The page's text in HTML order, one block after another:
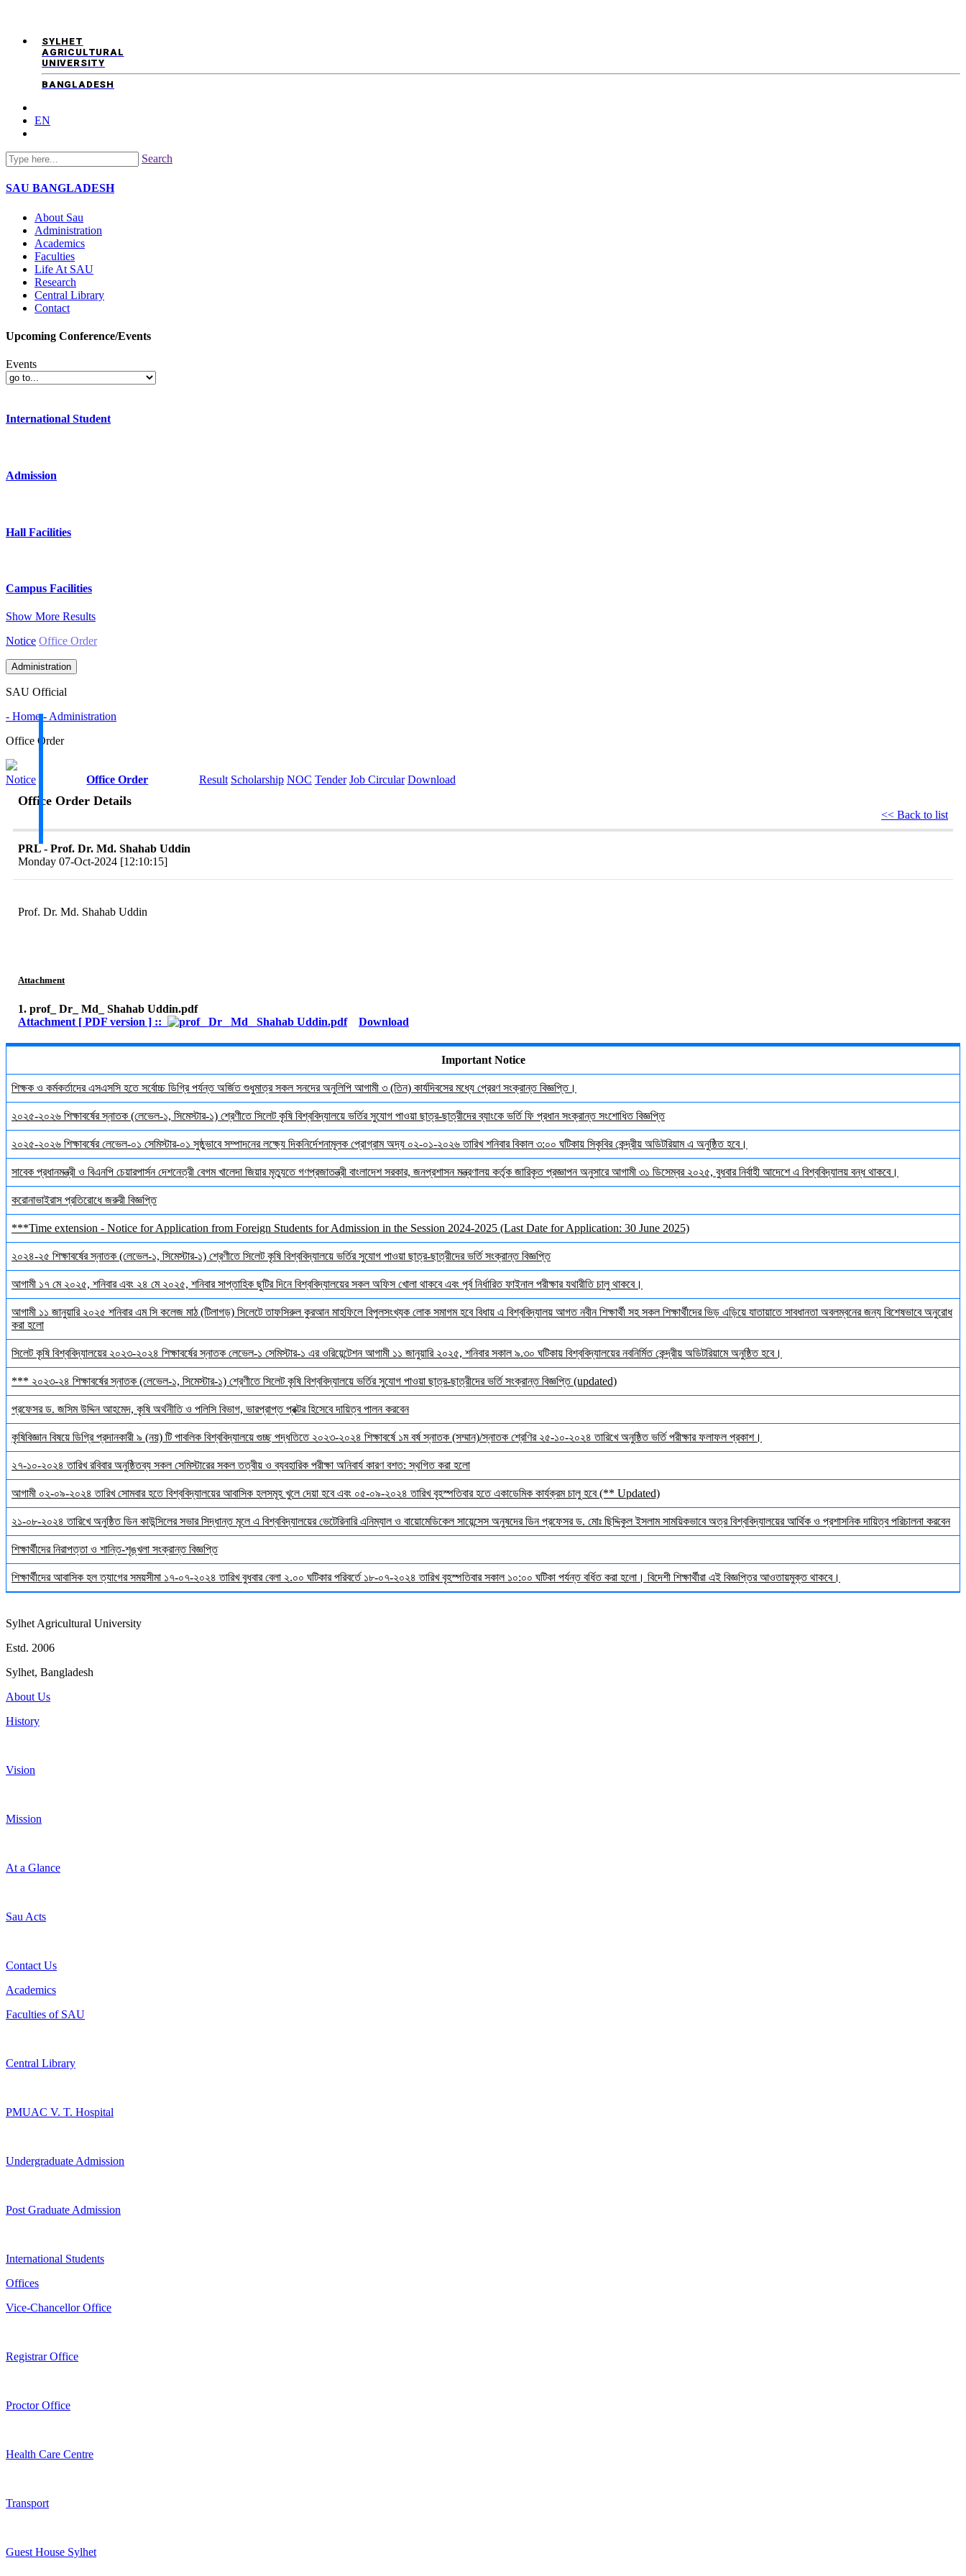
SYLHET
AGRICULTURAL
UNIVERSITY
BANGLADESH
EN
Search
SAU BANGLADESH
About Sau
Administration
Academics
Faculties
Life At SAU
Research
Central Library
Contact
Upcoming Conference/Events
Events
International Student
Admission
Hall Facilities
Campus Facilities
Show More Results
Notice Office Order
Administration
SAU Official
- Home - Administration
Office Order
Notice Office Order Result Scholarship NOC Tender Job Circular Download
Office Order Details
<< Back to list
PRL - Prof. Dr. Md. Shahab Uddin
Monday 07-Oct-2024 [12:10:15]
Prof. Dr. Md. Shahab Uddin
Attachment
1. prof_ Dr_ Md_ Shahab Uddin.pdf
Attachment [ PDF version ] ::
Download
Important Notice
শিক্ষক ও কর্মকর্তাদের এসএসসি হতে সর্বোচ্চ ডিগ্রি পর্যন্ত অর্জিত শুধুমাত্র সকল সনদের অনুলিপি আগামী ৩ (তিন) কার্যদিবসের মধ্যে প্রেরণ সংক্রান্ত বিজ্ঞপ্তি।
২০২৫-২০২৬ শিক্ষাবর্ষের স্নাতক (লেভেল-১, সিমেস্টার-১) শ্রেণীতে সিলেট কৃষি বিশ্ববিদ্যালয়ে ভর্তির সুযোগ পাওয়া ছাত্র-ছাত্রীদের ব্যাংকে ভর্তি ফি প্রধান সংক্রান্ত সংশোধিত বিজ্ঞপ্তি
২০২৫-২০২৬ শিক্ষাবর্ষের লেভেল-০১ সেমিস্টার-০১ সুষ্ঠুভাবে সম্পাদনের লক্ষ্যে দিকনির্দেশনামূলক প্রোগ্রাম অদ্য ০২-০১-২০২৬ তারিখ শনিবার বিকাল ৩:০০ ঘটিকায় সিকৃবির কেন্দ্রীয় অডিটরিয়াম এ অনুষ্ঠিত হবে।
সাবেক প্রধানমন্ত্রী ও বিএনপি চেয়ারপার্সন দেশনেত্রী বেগম খালেদা জিয়ার মৃত্যুতে গণপ্রজাতন্ত্রী বাংলাদেশ সরকার, জনপ্রশাসন মন্ত্রণালয় কর্তৃক জারিকৃত প্রজ্ঞাপন অনুসারে আগামী ৩১ ডিসেম্বর ২০২৫, বুধবার নির্বাহী আদেশে এ বিশ্ববিদ্যালয় বন্ধ থাকবে।
করোনাভাইরাস প্রতিরোধে জরুরী বিজ্ঞপ্তি
***Time extension - Notice for Application from Foreign Students for Admission in the Session 2024-2025 (Last Date for Application: 30 June 2025)
২০২৪-২৫ শিক্ষাবর্ষের স্নাতক (লেভেল-১, সিমেস্টার-১) শ্রেণীতে সিলেট কৃষি বিশ্ববিদ্যালয়ে ভর্তির সুযোগ পাওয়া ছাত্র-ছাত্রীদের ভর্তি সংক্রান্ত বিজ্ঞপ্তি
আগামী ১৭ মে ২০২৫, শনিবার এবং ২৪ মে ২০২৫, শনিবার সাপ্তাহিক ছুটির দিনে বিশ্ববিদ্যালয়ের সকল অফিস খোলা থাকবে এবং পূর্ব নির্ধারিত ফাইনাল পরীক্ষার যথারীতি চালু থাকবে।
আগামী ১১ জানুয়ারি ২০২৫ শনিবার এম সি কলেজ মাঠ (টিলাগড়) সিলেটে তাফসিরুল কুরআন মাহফিলে বিপুলসংখ্যক লোক সমাগম হবে বিধায় এ বিশ্ববিদ্যালয় আগত নবীন শিক্ষার্থী সহ সকল শিক্ষার্থীদের ভিড় এড়িয়ে যাতায়াতে সাবধানতা অবলম্বনের জন্য বিশেষভাবে অনুরোধ
করা হলো
সিলেট কৃষি বিশ্ববিদ্যালয়ের ২০২৩-২০২৪ শিক্ষাবর্ষের স্নাতক লেভেল-১ সেমিস্টার-১ এর ওরিয়েন্টেশন আগামী ১১ জানুয়ারি ২০২৫, শনিবার সকাল ৯.৩০ ঘটিকায় বিশ্ববিদ্যালয়ের নবনির্মিত কেন্দ্রীয় অডিটরিয়ামে অনুষ্ঠিত হবে।
*** ২০২৩-২৪ শিক্ষাবর্ষের স্নাতক (লেভেল-১, সিমেস্টার-১) শ্রেণীতে সিলেট কৃষি বিশ্ববিদ্যালয়ে ভর্তির সুযোগ পাওয়া ছাত্র-ছাত্রীদের ভর্তি সংক্রান্ত বিজ্ঞপ্তি (updated)
প্রফেসর ড. জসিম উদ্দিন আহমেদ, কৃষি অর্থনীতি ও পলিসি বিভাগ, ভারপ্রাপ্ত প্রক্টর হিসেবে দায়িত্ব পালন করবেন
কৃষিবিজ্ঞান বিষয়ে ডিগ্রি প্রদানকারী ৯ (নয়) টি পাবলিক বিশ্ববিদ্যালয়ে গুচ্ছ পদ্ধতিতে ২০২৩-২০২৪ শিক্ষাবর্ষে ১ম বর্ষ স্নাতক (সম্মান)/স্নাতক শ্রেণির ২৫-১০-২০২৪ তারিখে অনুষ্ঠিত ভর্তি পরীক্ষার ফলাফল প্রকাশ।
২৭-১০-২০২৪ তারিখ রবিবার অনুষ্ঠিতব্য সকল সেমিস্টারের সকল তত্বীয় ও ব্যবহারিক পরীক্ষা অনিবার্য কারণ বশত: স্থগিত করা হলো
আগামী ০২-০৯-২০২৪ তারিখ সোমবার হতে বিশ্ববিদ্যালয়ের আবাসিক হলসমূহ খুলে দেয়া হবে এবং ০৫-০৯-২০২৪ তারিখ বৃহস্পতিবার হতে একাডেমিক কার্যক্রম চালু হবে (** Updated)
২১-০৮-২০২৪ তারিখে অনুষ্ঠিত ডিন কাউন্সিলের সভার সিদ্ধান্ত মূলে এ বিশ্ববিদ্যালয়ের ভেটেরিনারি এনিম্যাল ও বায়োমেডিকেল সায়েন্সেস অনুষদের ডিন প্রফেসর ড. মোঃ ছিদ্দিকুল ইসলাম সাময়িকভাবে অত্র বিশ্ববিদ্যালয়ের আর্থিক ও প্রশাসনিক দায়িত্ব পরিচালনা করবেন
শিক্ষার্থীদের নিরাপত্তা ও শান্তি-শৃঙ্খলা সংক্রান্ত বিজ্ঞপ্তি
শিক্ষার্থীদের আবাসিক হল ত্যাগের সময়সীমা ১৭-০৭-২০২৪ তারিখ বুধবার বেলা ২.০০ ঘটিকার পরিবর্তে ১৮-০৭-২০২৪ তারিখ বৃহস্পতিবার সকাল ১০:০০ ঘটিকা পর্যন্ত বর্ধিত করা হলো। বিদেশী শিক্ষার্থীরা এই বিজ্ঞপ্তির আওতায়মুক্ত থাকবে।
Sylhet Agricultural University
Estd. 2006
Sylhet, Bangladesh
About Us
History
Vision
Mission
At a Glance
Sau Acts
Contact Us
Academics
Faculties of SAU
Central Library
PMUAC V. T. Hospital
Undergraduate Admission
Post Graduate Admission
International Students
Offices
Vice-Chancellor Office
Registrar Office
Proctor Office
Health Care Centre
Transport
Guest House Sylhet